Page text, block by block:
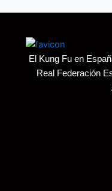
El Kung Fu en
Real Federación